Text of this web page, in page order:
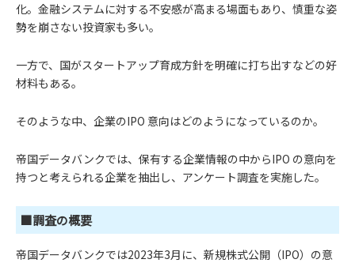
化。金融システムに対する不安感が高まる場面もあり、慎重な姿
勢を崩さない投資家も多い。
一方で、国がスタートアップ育成方針を明確に打ち出すなどの好
材料もある。
そのような中、企業のIPO 意向はどのようになっているのか。
帝国データバンクでは、保有する企業情報の中からIPO の意向を
持つと考えられる企業を抽出し、アンケート調査を実施した。
■調査の概要
帝国データバンクでは2023年3月に、新規株式公開（IPO）の意